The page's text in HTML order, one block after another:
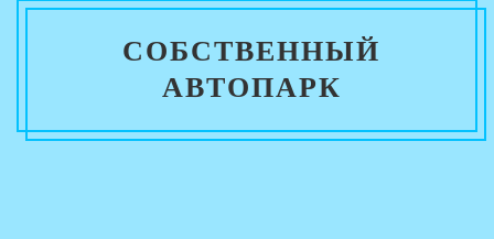
СОБСТВЕННЫЙ
АВТОПАРК